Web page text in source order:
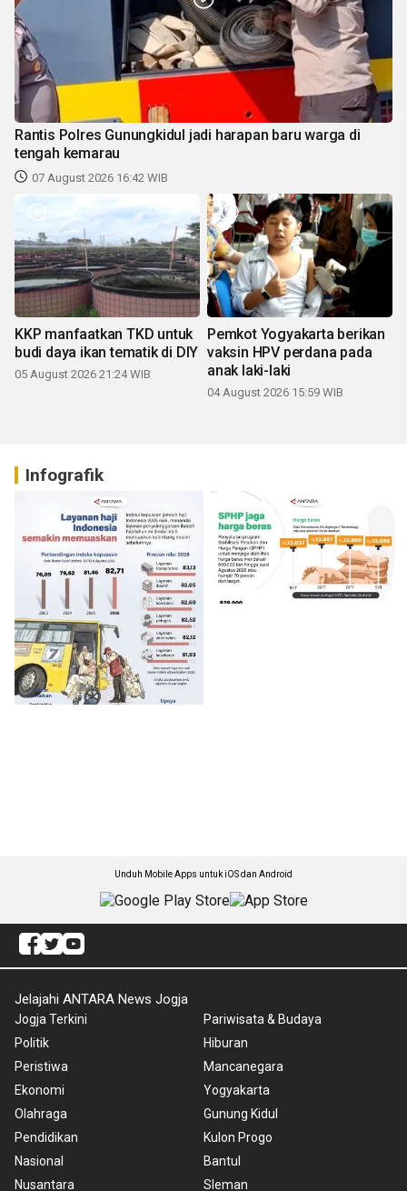
Rantis Polres Gunungkidul jadi harapan baru warga di
tengah kemarau
07 August 2026 16:42 WIB
KKP manfaatkan TKD untuk
budi daya ikan tematik di DIY
05 August 2026 21:24 WIB
Pemkot Yogyakarta berikan
vaksin HPV perdana pada
anak laki-laki
04 August 2026 15:59 WIB
Infografik
Unduh Mobile Apps untuk iOS dan Android
Jelajahi ANTARA News Jogja
Jogja Terkini
Politik
Peristiwa
Ekonomi
Olahraga
Pendidikan
Nasional
Nusantara
Pariwisata & Budaya
Hiburan
Mancanegara
Yogyakarta
Gunung Kidul
Kulon Progo
Bantul
Sleman